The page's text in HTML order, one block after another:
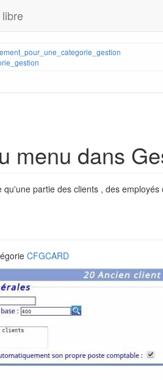
menu dans
partie des clients , des employés
CFGCARD